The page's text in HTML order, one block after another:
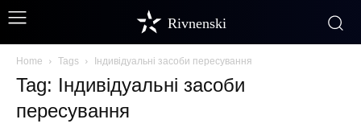
Rivnenski
Home Tags Індивідуальні засоби пересування
Tag: Індивідуальні засоби
пересування